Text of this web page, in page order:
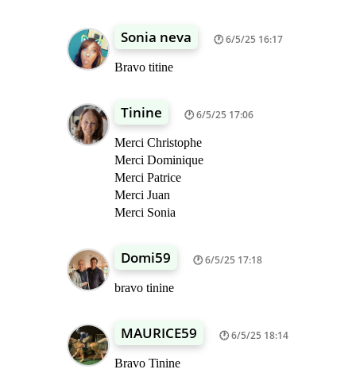
Sonia neva 6/5/25 16:17
Bravo titine
Tinine 6/5/25 17:06
Merci Christophe
Merci Dominique
Merci Patrice
Merci Juan
Merci Sonia
Domi59 6/5/25 17:18
bravo tinine
MAURICE59 6/5/25 18:14
Bravo Tinine